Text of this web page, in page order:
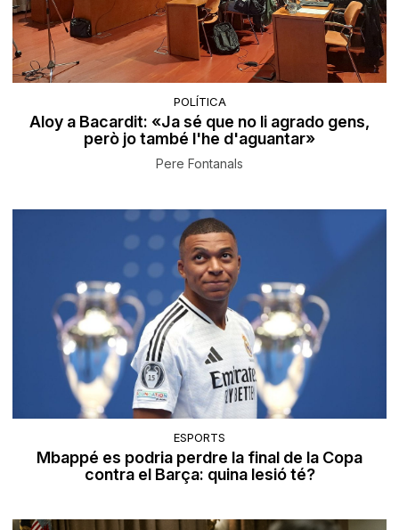
POLÍTICA
Aloy a Bacardit: «Ja sé que no li agrado gens,
però jo també l'he d'aguantar»
Pere Fontanals
ESPORTS
Mbappé es podria perdre la final de la Copa
contra el Barça: quina lesió té?